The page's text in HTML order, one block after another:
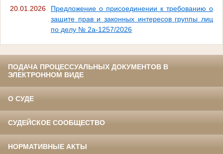
20.01.2026
Предложение о присоединении к требованию о
защите прав и законных интересов группы лиц
по делу № 2а-1257/2026
ПОДАЧА ПРОЦЕССУАЛЬНЫХ ДОКУМЕНТОВ В
ЭЛЕКТРОННОМ ВИДЕ
О СУДЕ
СУДЕЙСКОЕ СООБЩЕСТВО
НОРМАТИВНЫЕ АКТЫ